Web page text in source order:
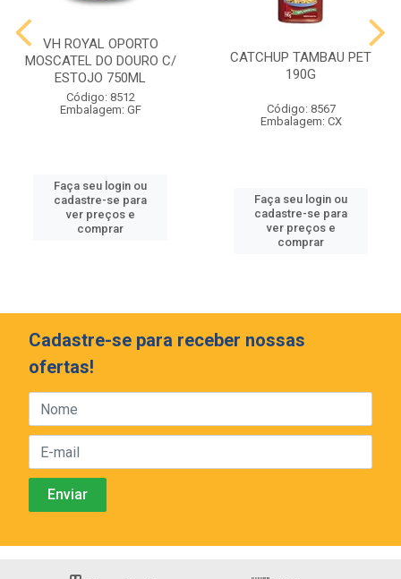
VH ROYAL OPORTO
MOSCATEL DO DOURO C/
ESTOJO 750ML
Código: 8512
Embalagem: GF
Faça seu login ou
cadastre-se para
ver preços e
comprar
CATCHUP TAMBAU PET
190G
Código: 8567
Embalagem: CX
Faça seu login ou
cadastre-se para
ver preços e
comprar
Cadastre-se para receber nossas
ofertas!